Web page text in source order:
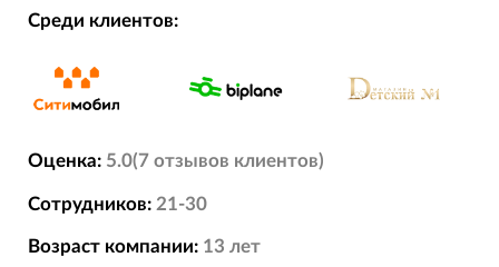
Среди клиентов:
Оценка: 5.0(7 отзывов клиентов)
Сотрудников: 21-30
Возраст компании: 13 лет